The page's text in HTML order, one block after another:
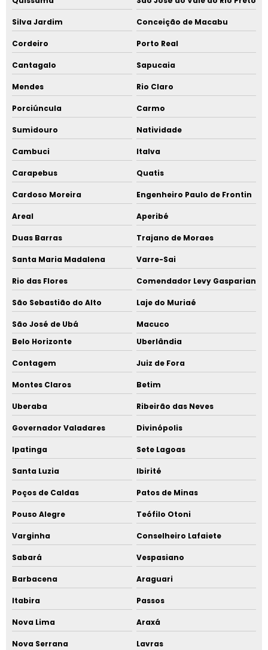
Silva Jardim Conceição de Macabu
Cordeiro Porto Real
Cantagalo Sapucaia
Mendes Rio Claro
Porciúncula Carmo
Sumidouro Natividade
Cambuci Italva
Carapebus Quatis
Cardoso Moreira Engenheiro Paulo de Frontin
Areal Aperibé
Duas Barras Trajano de Moraes
Santa Maria Madalena Varre-Sai
Rio das Flores Comendador Levy Gasparian
São Sebastião do Alto Laje do Muriaé
São José de Ubá
Macuco
Belo Horizonte
Uberlândia
Contagem Juiz de Fora
Montes Claros Betim
Uberaba Ribeirão das Neves
Governador Valadares Divinópolis
Ipatinga Sete Lagoas
Santa Luzia Ibirité
Poços de Caldas Patos de Minas
Pouso Alegre Teófilo Otoni
Varginha Conselheiro Lafaiete
Sabará Vespasiano
Barbacena Araguari
Itabira Passos
Nova Lima Araxá
Nova Serrana Lavras